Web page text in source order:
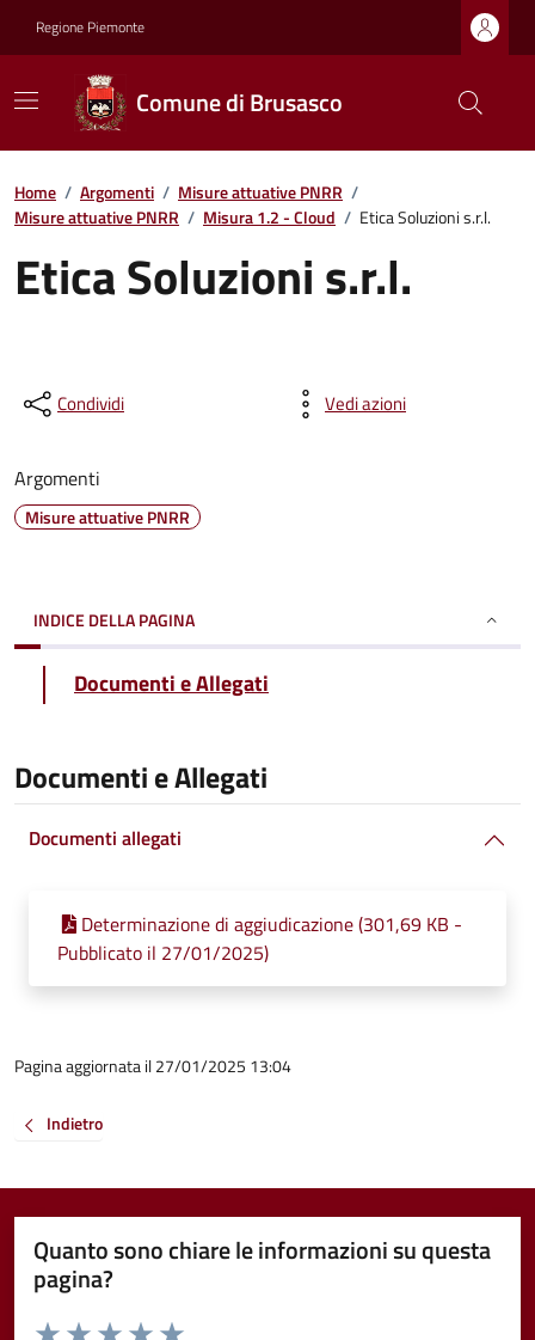
Regione Piemonte
Comune di Brusasco
Home / Argomenti / Misure attuative PNRR /
Misure attuative PNRR / Misura 1.2 - Cloud / Etica Soluzioni s.r.l.
Etica Soluzioni s.r.l.
Condividi Vedi azioni
Argomenti
Misure attuative PNRR
INDICE DELLA PAGINA
Documenti e Allegati
Documenti e Allegati
Documenti allegati
Determinazione di aggiudicazione (301,69 KB -
Pubblicato il 27/01/2025)
Pagina aggiornata il 27/01/2025 13:04
Indietro
Quanto sono chiare le informazioni su questa
pagina?
Valuta da 1 a 5 stelle la pagina